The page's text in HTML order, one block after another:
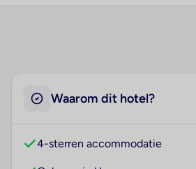
Waarom dit hotel?
4-sterren accommodatie